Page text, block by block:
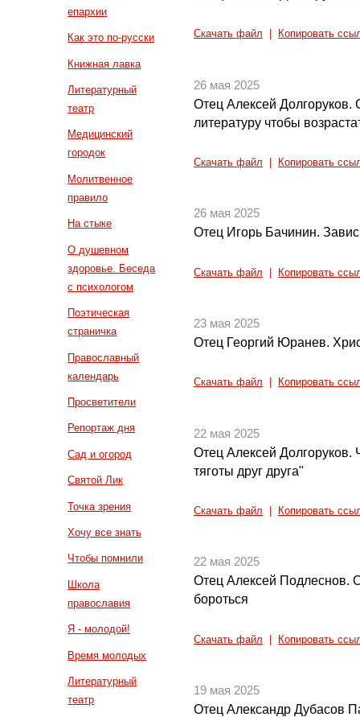
епархии
Как это по-русски
Книжная лавка
Литературный
театр
Медицинский
городок
Молитвенное
правило
На стыке
О душевном
здоровье. Беседа
с психологом
Поэтическая
страничка
Православный
календарь
Просветители
Репортаж дня
Сад и огород
Святой Лик
Точка зрения
Хочу все знать
Чтобы помнили
Школа
православия
Я - молодой!
Время молодых
Литературный
театр
Скачать файл Копировать
26 мая 2025
Отец Алексей Долгоруков.
литературу чтобы
Скачать файл Копировать
26 мая 2025
Отец Игорь Бачинин.
Скачать файл Копировать
23 мая 2025
Отец Георгий Юранев.
Скачать файл Копировать
22 мая 2025
Отец Алексей Долгоруков.
тяготы друг друга"
Скачать файл Копировать
22 мая 2025
Отец Алексей Подлеснов.
бороться
Скачать файл Копировать
19 мая 2025
Отец Александр Дубасов